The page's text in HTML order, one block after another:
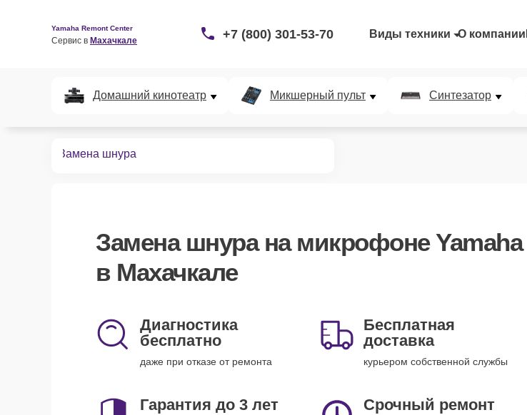
Yamaha Remont Center
Сервис в Махачкале +7 (800) 301-53-70 Виды техники О компании
Домашний кинотеатр Микшерный пульт Синтезатор
Замена шнура
Замена шнурана микрофоне Yamaha
в Махачкале
Диагностика
бесплатно
даже при отказе от ремонта
Бесплатная
доставка
курьером собственной службы
Гарантия до 3 лет Срочный ремонт